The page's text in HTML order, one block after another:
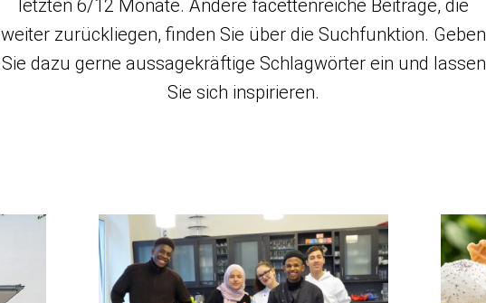
letzten 6/12 Monate. Andere facettenreiche Beiträge, die
weiter zurückliegen, finden Sie über die Suchfunktion. Geben
Sie dazu gerne aussagekräftige Schlagwörter ein und lassen
Sie sich inspirieren.